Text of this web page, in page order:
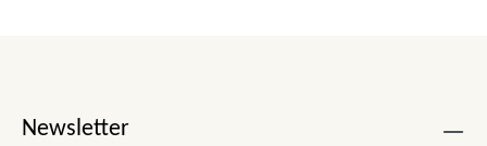
Newsletter